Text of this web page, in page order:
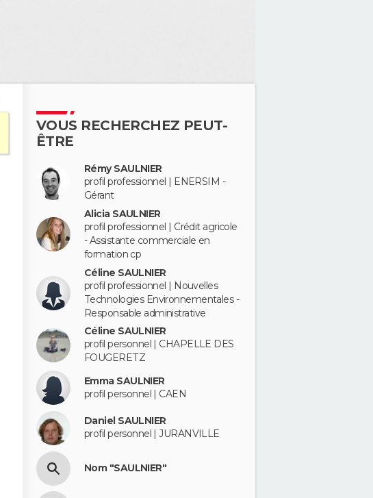
VOUS RECHERCHEZ PEUT-
ÊTRE
Rémy SAULNIER
profil professionnel | ENERSIM -
Gérant
Alicia SAULNIER
profil professionnel | Crédit agricole
- Assistante commerciale en
formation cp
Céline SAULNIER
profil professionnel | Nouvelles
Technologies Environnementales -
Responsable administrative
Céline SAULNIER
profil personnel | CHAPELLE DES
FOUGERETZ
Emma SAULNIER
profil personnel | CAEN
Daniel SAULNIER
profil personnel | JURANVILLE
Nom "SAULNIER"